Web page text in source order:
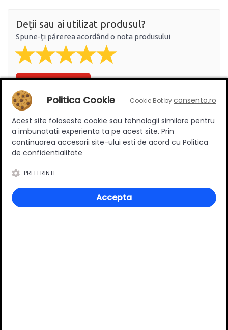
Deții sau ai utilizat produsul?
Spune-ți părerea acordând o nota produsului
Adaugă un review
Ratingul general al produsului
0 (0 review-uri)
Politica Cookie Cookie Bot byconsento.ro
Acest site foloseste cookie sau tehnologii similare pentru
a imbunatatii experienta ta pe acest site. Prin
continuarea accesarii site-ului esti de acord cu Politica
de confidentialitate
PREFERINTE
Accepta